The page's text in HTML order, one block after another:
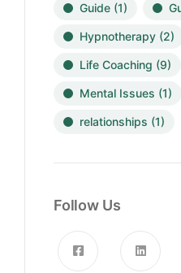
Guide (1)
Hypnotherapy (2)
Life Coaching (9)
Mental Issues (1)
relationships (1)
Follow Us